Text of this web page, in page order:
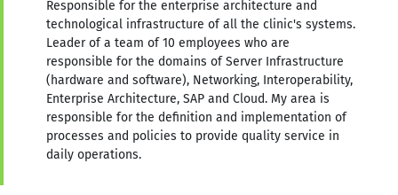
Responsible for the enterprise architecture and
technological infrastructure of all the clinic's systems.
Leader of a team of 10 employees who are
responsible for the domains of Server Infrastructure
(hardware and software), Networking, Interoperability,
Enterprise Architecture, SAP and Cloud. My area is
responsible for the definition and implementation of
processes and policies to provide quality service in
daily operations.